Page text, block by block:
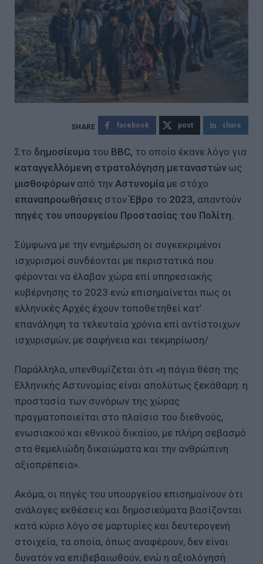
facebook post share
Στο δημοσίευμα του BBC, το οποίο έκανε λόγο για
καταγγελλόμενη στρατολόγηση μεταναστών ως
μισθοφόρωναπό την Αστυνομία με στόχο
επαναπροωθήσεις στονΈβρο το 2023, απαντούν
πηγές του υπουργείου Προστασίας του Πολίτη.
Σύμφωνα με την ενημέρωση οι συγκεκριμένοι
ισχυρισμοί συνδέονται με περιστατικά που
φέρονται να έλαβαν χώρα επί υπηρεσιακής
κυβέρνησης το 2023 ενώ επισημαίνεται πως οι
ελληνικές Αρχές έχουν τοποθετηθεί κατ’
επανάληψη τα τελευταία χρόνια επί αντίστοιχων
ισχυρισμών, με σαφήνεια και τεκμηρίωση/
Παράλληλα, υπενθυμίζεται ότι «η πάγια θέση της
Ελληνικής Αστυνομίας είναι απολύτως ξεκάθαρη: η
προστασία των συνόρων της χώρας
πραγματοποιείται στο πλαίσιο του διεθνούς,
ενωσιακού και εθνικού δικαίου, με πλήρη σεβασμό
στα θεμελιώδη δικαιώματα και την ανθρώπινη
αξιοπρέπεια».
Ακόμα, οι πηγές του υπουργείου επισημαίνουν ότι
ανάλογες εκθέσεις και δημοσιεύματα βασίζονται
κατά κύριο λόγο σε μαρτυρίες και δευτερογενή
στοιχεία, τα οποία, όπως αναφέρουν, δεν είναι
δυνατόν να επιβεβαιωθούν, ενώ η αξιολόγησή